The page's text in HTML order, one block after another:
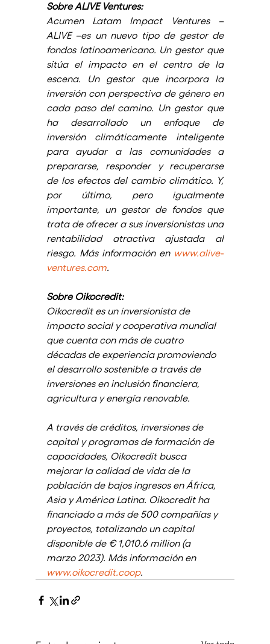
Sobre ALIVE Ventures:
Acumen Latam Impact Ventures –
ALIVE –es un nuevo tipo de gestor de
fondos latinoamericano. Un gestor que
sitúa el impacto en el centro de la
escena. Un gestor que incorpora la
inversión con perspectiva de género en
cada paso del camino. Un gestor que
ha desarrollado un enfoque de
inversión climáticamente inteligente
para ayudar a las comunidades a
prepararse, responder y recuperarse
de los efectos del cambio climático. Y,
por último, pero igualmente
importante, un gestor de fondos que
trata de ofrecer a sus inversionistas una
rentabilidad atractiva ajustada al
riesgo. Más información en www.alive-
ventures.com.
Sobre Oikocredit:
Oikocredit es un inversionista de
impacto social y cooperativa mundial
que cuenta con más de cuatro
décadas de experiencia promoviendo
el desarrollo sostenible a través de
inversiones en inclusión financiera,
agricultura y energía renovable.
A través de créditos, inversiones de
capital y programas de formación de
capacidades, Oikocredit busca
mejorar la calidad de vida de la
población de bajos ingresos en África,
Asia y América Latina. Oikocredit ha
financiado a más de 500 compañías y
proyectos, totalizando un capital
disponible de € 1,010.6 million (a
marzo 2023). Más información en
www.oikocredit.coop.